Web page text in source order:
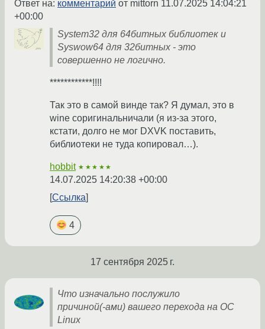
Ответ на: комментарий от mittorn 11.07.2025 14:04:21
+00:00
System32 для 64битных библиотек и
Syswow64 для 32битных - это
совершенно не логично.
************!!!!
Так это в самой винде так? Я думал, это в
wine соригинальничали (я из-за этого,
кстати, долго не мог DXVK поставить,
библиотеки не туда копировал…).
hobbit ★★★★★
14.07.2025 14:20:38 +00:00
Ссылка
4
17 сентября 2025 г.
Что изначально послужило
причиной(-⁠ами) вашего перехода на ОС
Linux